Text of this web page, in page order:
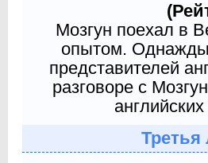
Мозгун поехал в
опытом. Однажды
представителей
разговоре с
Третья